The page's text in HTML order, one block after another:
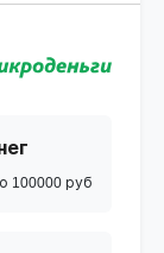
100000 руб